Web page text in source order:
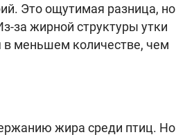
Это ощутимая разница, но
за жирной структуры утки
в меньшем количестве, чем
жира среди птиц. Но